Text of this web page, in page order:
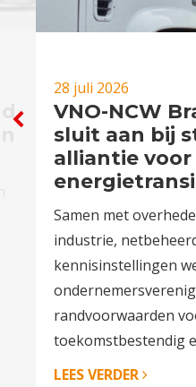
28 juli 2026
VNO-NCW
sluit aan bij
alliantie voor
Samen met
industrie,
kennisinstellingen
randvoorwaarden
toekomstbestendig
LEES VERDER